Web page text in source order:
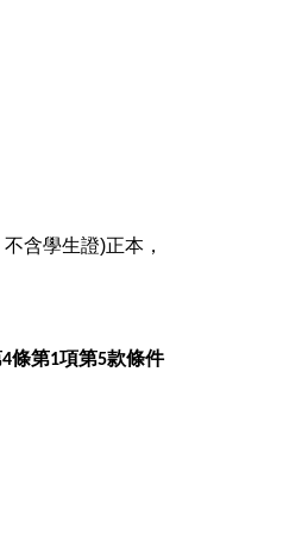
含學生證)正本，
4條第1項第5款條件